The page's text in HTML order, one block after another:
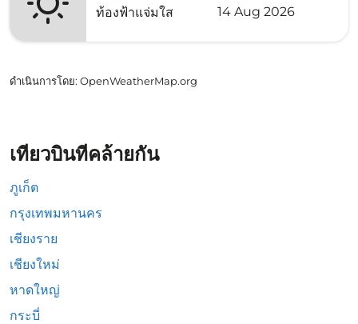
ท้องฟ้าแจ่มใส
14 Aug 2026
ดำเนินการโดย: OpenWeatherMap.org
เที่ยวบินที่คล้ายกัน
ภูเก็ต
กรุงเทพมหานคร
เชียงราย
เชียงใหม่
หาดใหญ่
กระบี่